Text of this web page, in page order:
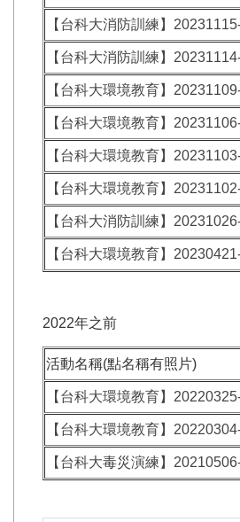
【台科大消防訓練】
【台科大消防訓練】
【台科大環境教育】
【台科大環境教育】
【台科大環境教育】
【台科大環境教育】
【台科大消防訓練】
【台科大環境教育】
2022年之前
活動名稱(點名稱有照片)
【台科大環境教育】
【台科大環境教育】
【台科大毒災演練】